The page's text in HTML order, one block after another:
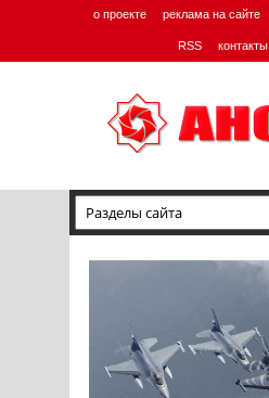
о проекте реклама на сайте
RSS контакты